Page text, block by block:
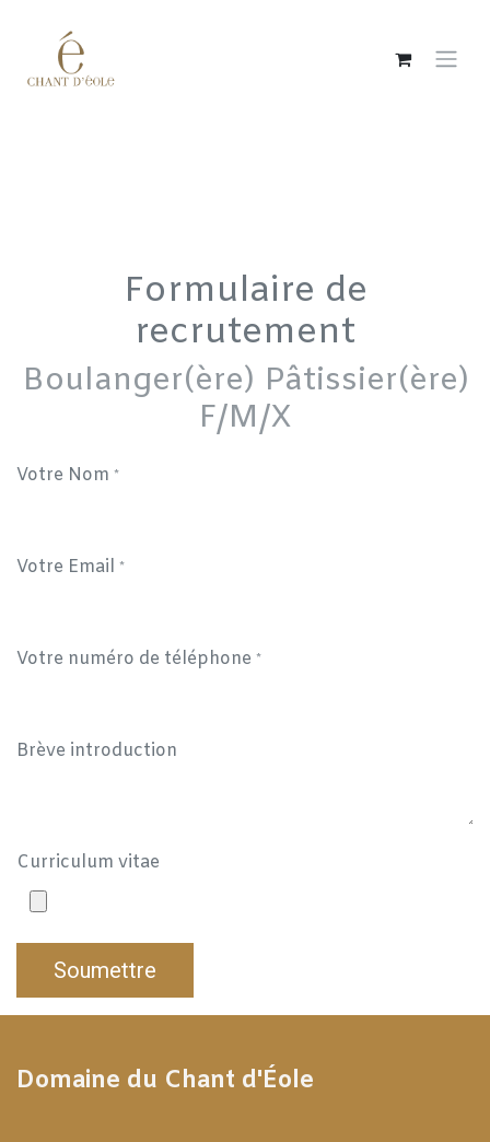
Formulaire de
recrutement
Boulanger(ère) Pâtissier(ère)
F/M/X
Votre Nom *
Votre Email *
Votre numéro de téléphone *
Brève introduction
Curriculum vitae
Soumettre
Domaine du Chant d'Éole